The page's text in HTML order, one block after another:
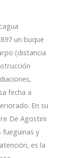
un buque
(distancia
fecha a
En su
De Agostini
fueguinas y
es la